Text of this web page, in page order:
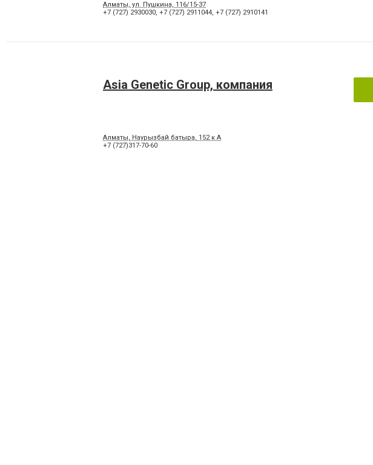
Алматы, ул. Пушкина, 116/15-37
+7 (727) 2930030, +7 (727) 2911044, +7 (727) 2910141
Asia Genetic Group, компания
Алматы, Наурызбай батыра, 152 к А
+7 (727)317-70-60